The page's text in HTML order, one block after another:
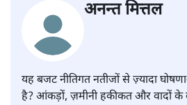
अनन्त मित्तल
यह बजट नीतिगत नतीजों से ज़्यादा
है? आंकड़ों, ज़मीनी हकीकत और वादों के